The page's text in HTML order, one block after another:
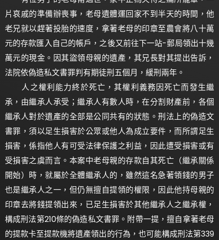
片哀戚的準備辦喪事，老母遺體運回家不到半天的時間，他
老兄就以趕著投胎的速度，拿著老母的印章至農會將八十萬
元的存款匯入自己的帳戶，之後又前往下一站-郵局領出十幾
萬元的現金。因其盜領母親的遺產，其兄長對其提出告訴，
法院依偽造私文書罪判有期徒刑五個月，緩刑兩年。
人之權利能力終於死亡，其權利義務因死亡而發生繼
承，由繼承人承受；繼承人有數人時，在分割財產前，各個
繼承人對於遺產的全部是公同共有的狀態。刑法上的偽造文
書罪，須以足生損害於公眾或他人為成立要件，而所謂足生
損害，係指他人有可受法律保護之利益，因此遭受損害或有
受損害之虞而言。本案中老母親的存款自其死亡（繼承關係
開始）時，就屬於全體繼承人的，雖然這名急著領錢的男子
也是繼承人之一，但仍無擅自提領的權限，因此他持母親的
印章去將錢提領出來，已足生損害於其他繼承人之繼承權，
構成刑法第210條的偽造私文書罪。附帶一提，擅自拿著老母
的提款卡至提款機將遺產領出的行為，也可能構成刑法第339